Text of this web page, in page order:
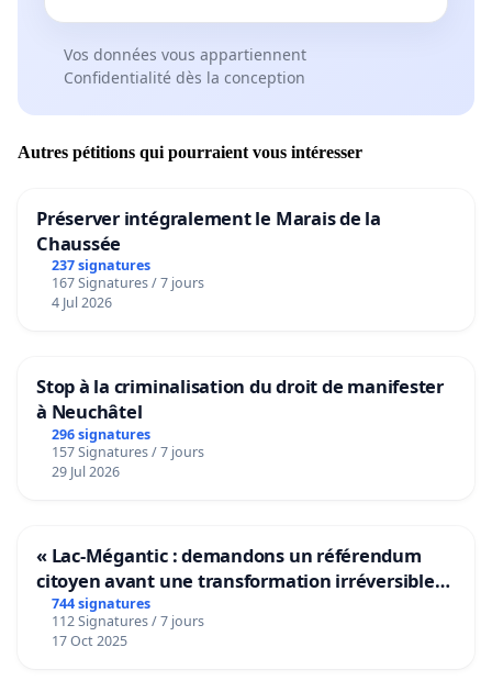
Vos données vous appartiennent
Confidentialité dès la conception
Autres pétitions qui pourraient vous intéresser
Préserver intégralement le Marais de la
Chaussée
237 signatures
167 Signatures / 7 jours
4 Jul 2026
Stop à la criminalisation du droit de manifester
à Neuchâtel
296 signatures
157 Signatures / 7 jours
29 Jul 2026
« Lac-Mégantic : demandons un référendum
citoyen avant une transformation irréversible
de notre territoire »
744 signatures
112 Signatures / 7 jours
17 Oct 2025